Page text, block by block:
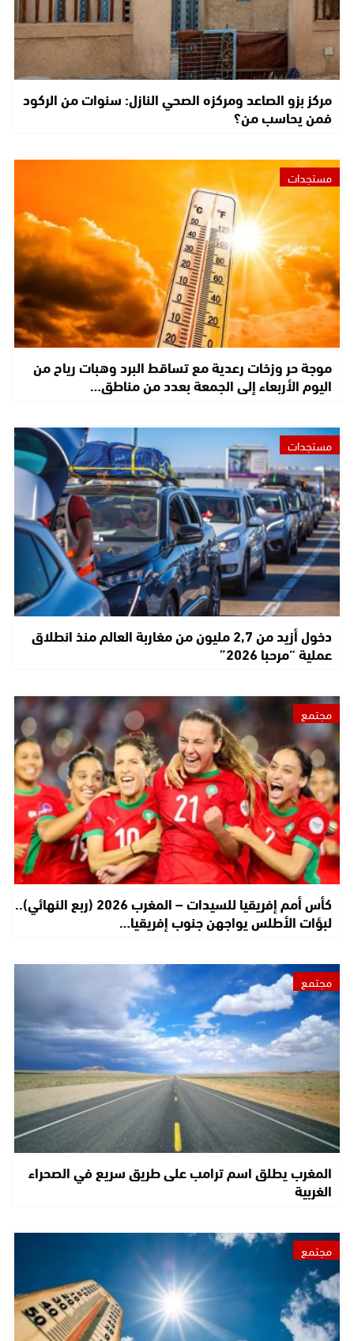
مركز بزو الصاعد ومركزه الصحي النازل: سنوات من الركود
فمن يحاسب من؟
مستجدات
موجة حر وزخات رعدية مع تساقط البرد وهبات رياح من
اليوم الأربعاء إلى الجمعة بعدد من مناطق…
مستجدات
دخول أزيد من 2,7 مليون من مغاربة العالم منذ انطلاق
عملية “مرحبا 2026”
مجتمع
كأس أمم إفريقيا للسيدات – المغرب 2026 (ربع النهائي)..
لبؤات الأطلس يواجهن جنوب إفريقيا…
مجتمع
المغرب يطلق اسم ترامب على طريق سريع في الصحراء
الغربية
مجتمع